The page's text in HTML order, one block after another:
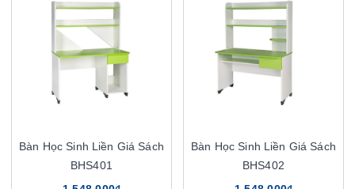
Bàn Học Sinh Liền Giá Sách
BHS401
Bàn Học Sinh Liền Giá Sách
BHS402